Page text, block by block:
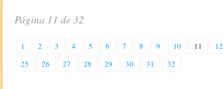
Página 11 de 32
1 2 3 4 5 6 7 8 9 10 11
12
25
26 27 28 29 30 31 32